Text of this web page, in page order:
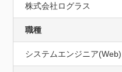
株式会社ログラス
職種
システムエンジニア(Web)